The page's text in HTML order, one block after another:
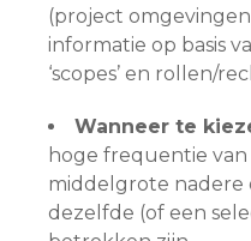
(project
informatie op basis
‘scopes’ en rollen/
Wanneer te
hoge frequentie
middelgrote nadere
dezelfde (of een